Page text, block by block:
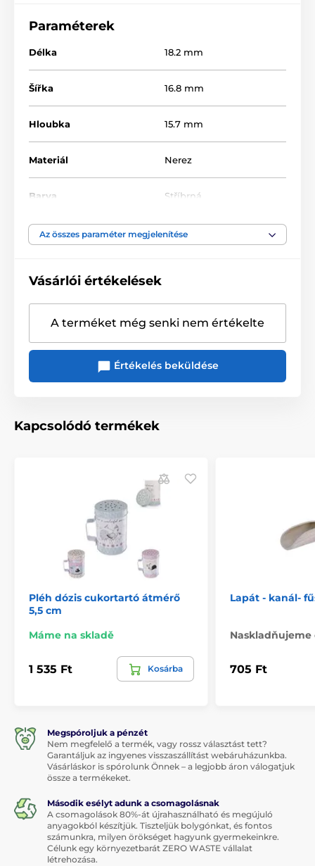
Paraméterek
Délka 18.2 mm
Šířka 16.8 mm
Hloubka 15.7 mm
Materiál Nerez
Barva Stříbrná
Az összes paraméter megjelenítése
Vásárlói értékelések
A terméket még senki nem értékelte
Értékelés beküldése
Kapcsolódó termékek
Pléh dózis cukortartó átmérő
5,5 cm
Máme na skladě
1 535 Ft Kosárba
Lapát - kanál-
Naskladňujeme
705 Ft
Megspóroljuk a pénzét
Nem megfelelő a termék, vagy rossz választást tett?
Garantáljuk az ingyenes visszaszállítást webáruházunkba.
Vásárláskor is spórolunk Önnek – a legjobb áron válogatjuk
össze a termékeket.
Második esélyt adunk a csomagolásnak
A csomagolások 80%-át újrahasználható és megújuló
anyagokból készítjük. Tiszteljük bolygónkat, és fontos
számunkra, milyen örökséget hagyunk gyermekeinkre.
Célunk egy környezetbarát ZERO WASTE vállalat
létrehozása.